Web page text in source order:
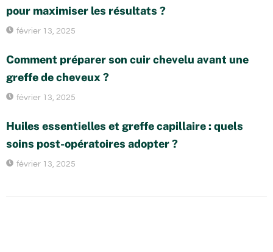
pour maximiser les résultats ?
février 13, 2025
Comment préparer son cuir chevelu avant une
greffe de cheveux ?
février 13, 2025
Huiles essentielles et greffe capillaire : quels
soins post-opératoires adopter ?
février 13, 2025